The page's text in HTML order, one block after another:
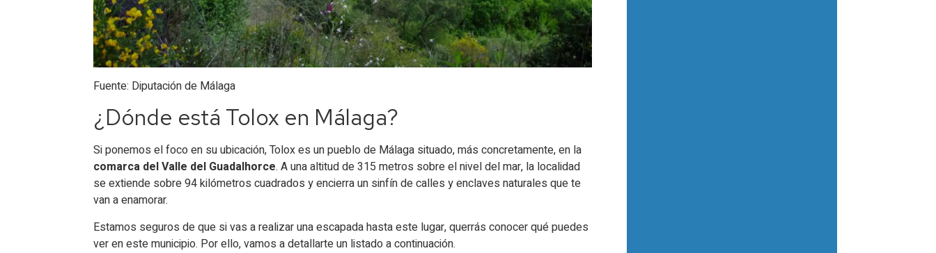
Fuente: Diputación de Málaga
¿Dónde está Tolox en Málaga​?
Si ponemos el foco en su ubicación, Tolox es un pueblo de Málaga situado, más concretamente, en la
comarca del Valle del Guadalhorce. A una altitud de 315 metros sobre el nivel del mar, la localidad
se extiende sobre 94 kilómetros cuadrados y encierra un sinfín de calles y enclaves naturales que te
van a enamorar.
Estamos seguros de que si vas a realizar una escapada hasta este lugar, querrás conocer qué puedes
ver en este municipio. Por ello, vamos a detallarte un listado a continuación.